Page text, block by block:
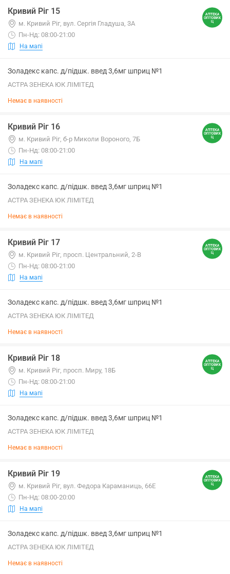
Кривий Ріг 15
м. Кривий Ріг, вул. Сергія Гладуша, 3А
Пн-Нд: 08:00-21:00
На мапі
Золадекс капс. д/підшк. введ 3,6мг шприц №1
АСТРА ЗЕНЕКА ЮК ЛІМІТЕД
Немає в наявності
Кривий Ріг 16
м. Кривий Ріг, б-р Миколи Вороного, 7Б
Пн-Нд: 08:00-21:00
На мапі
Золадекс капс. д/підшк. введ 3,6мг шприц №1
АСТРА ЗЕНЕКА ЮК ЛІМІТЕД
Немає в наявності
Кривий Ріг 17
м. Кривий Ріг, просп. Центральний, 2-В
Пн-Нд: 08:00-21:00
На мапі
Золадекс капс. д/підшк. введ 3,6мг шприц №1
АСТРА ЗЕНЕКА ЮК ЛІМІТЕД
Немає в наявності
Кривий Ріг 18
м. Кривий Ріг, просп. Миру, 18Б
Пн-Нд: 08:00-21:00
На мапі
Золадекс капс. д/підшк. введ 3,6мг шприц №1
АСТРА ЗЕНЕКА ЮК ЛІМІТЕД
Немає в наявності
Кривий Ріг 19
м. Кривий Ріг, вул. Федора Караманиць, 66Е
Пн-Нд: 08:00-20:00
На мапі
Золадекс капс. д/підшк. введ 3,6мг шприц №1
АСТРА ЗЕНЕКА ЮК ЛІМІТЕД
Немає в наявності